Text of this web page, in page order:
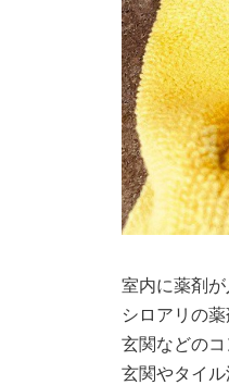
室内に薬剤
シロアリの
玄関などの
玄関やタイ